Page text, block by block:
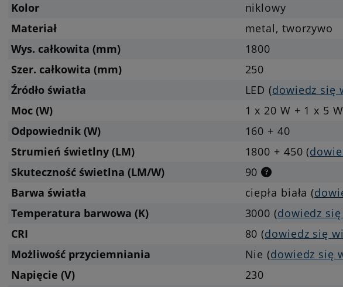
Kolor
niklowy
Materiał
metal, tworzywo
Wys. całkowita (mm)
1800
Szer. całkowita (mm)
250
Źródło światła
LED (dowiedz się
Moc (W)
1 x 20 W + 1 x 5 W
Odpowiednik (W)
160 + 40
Strumień świetlny (LM)
1800 + 450 (
Skuteczność świetlna (LM/W)
90
Barwa światła
ciepła biała (
Temperatura barwowa (K)
3000 (dowiedz
CRI
80 (dowiedz się
Możliwość przyciemniania
Nie (dowiedz się
Napięcie (V)
230